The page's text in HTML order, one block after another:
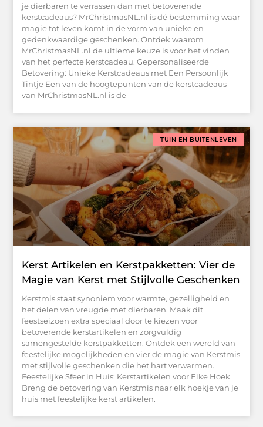
je dierbaren te verrassen dan met betoverende
kerstcadeaus? MrChristmasNL.nl is dé bestemming waar
magie tot leven komt in de vorm van unieke en
gedenkwaardige geschenken. Ontdek waarom
MrChristmasNL.nl de ultieme keuze is voor het vinden
van het perfecte kerstcadeau. Gepersonaliseerde
Betovering: Unieke Kerstcadeaus met Een Persoonlijk
Tintje Een van de hoogtepunten van de kerstcadeaus
van MrChristmasNL.nl is de
TUIN EN BUITENLEVEN
Kerst Artikelen en Kerstpakketten: Vier de
Magie van Kerst met Stijlvolle Geschenken
Kerstmis staat synoniem voor warmte, gezelligheid en
het delen van vreugde met dierbaren. Maak dit
feestseizoen extra speciaal door te kiezen voor
betoverende kerstartikelen en zorgvuldig
samengestelde kerstpakketten. Ontdek een wereld van
feestelijke mogelijkheden en vier de magie van Kerstmis
met stijlvolle geschenken die het hart verwarmen.
Feestelijke Sfeer in Huis: Kerstartikelen voor Elke Hoek
Breng de betovering van Kerstmis naar elk hoekje van je
huis met feestelijke kerst artikelen.